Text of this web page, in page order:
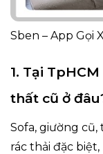
Sben – App Gọi
1. Tại
thất cũ ở
Sofa, giường cũ,
rác thải đặc